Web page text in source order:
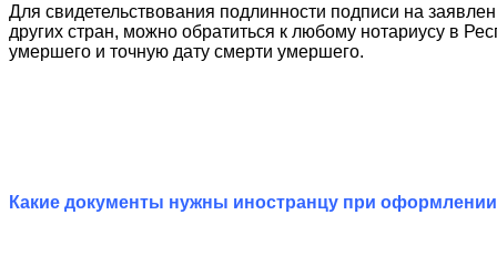
Для свидетельствования подлинности подписи на
других стран, можно обратиться к любому нотариусу в
умершего и точную дату смерти умершего.
Какие документы нужны иностранцу при оформлении